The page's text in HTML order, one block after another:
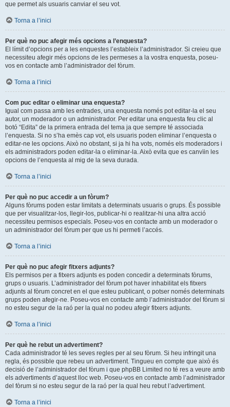
que permet als usuaris canviar el seu vot.
Torna a l’inici
Per què no puc afegir més opcions a l’enquesta?
El límit d’opcions per a les enquestes l’estableix l’administrador. Si creieu que
necessiteu afegir més opcions de les permeses a la vostra enquesta, poseu-
vos en contacte amb l’administrador del fòrum.
Torna a l’inici
Com puc editar o eliminar una enquesta?
Igual com passa amb les entrades, una enquesta només pot editar-la el seu
autor, un moderador o un administrador. Per editar una enquesta feu clic al
botó “Edita” de la primera entrada del tema ja que sempre té associada
l’enquesta. Si no s’ha emès cap vot, els usuaris poden eliminar l’enquesta o
editar-ne les opcions. Això no obstant, si ja hi ha vots, només els moderadors i
els administradors poden editar-la o eliminar-la. Això evita que es canvïin les
opcions de l’enquesta al mig de la seva durada.
Torna a l’inici
Per què no puc accedir a un fòrum?
Alguns fòrums poden estar limitats a determinats usuaris o grups. És possible
que per visualitzar-los, llegir-los, publicar-hi o realitzar-hi una altra acció
necessiteu permisos especials. Poseu-vos en contacte amb un moderador o
un administrador del fòrum per que us hi permeti l’accés.
Torna a l’inici
Per què no puc afegir fitxers adjunts?
Els permisos per a fitxers adjunts es poden concedir a determinats fòrums,
grups o usuaris. L’administrador del fòrum pot haver inhabilitat els fitxers
adjunts al fòrum concret en el que esteu publicant, o potser només determinats
grups poden afegir-ne. Poseu-vos en contacte amb l’administrador del fòrum si
no esteu segur de la raó per la qual no podeu afegir fitxers adjunts.
Torna a l’inici
Per què he rebut un advertiment?
Cada administrador té les seves regles per al seu fòrum. Si heu infringit una
regla, és possible que rebeu un advertiment. Tingueu en compte que això és
decisió de l’administrador del fòrum i que phpBB Limited no té res a veure amb
els advertiments d’aquest lloc web. Poseu-vos en contacte amb l’administrador
del fòrum si no esteu segur de la raó per la qual heu rebut l’advertiment.
Torna a l’inici